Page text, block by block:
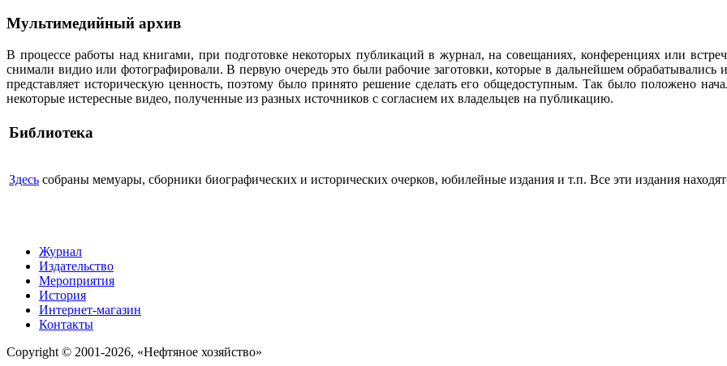
Мультимедийный архив
В процессе работы над книгами, при подготовке некоторых публикаций в журнал, на совещаниях, конференциях или
снимали видио или фотографировали. В первую очередь это были рабочие заготовки, которые в дальнейшем
представляет историческую ценность, поэтому было принято решение сделать его общедоступным. Так было положено
некоторые истересные видео, полученные из разных источников с согласием их владельцев на публикацию.
Библиотека
Здесь собраны мемуары, сборники биографических и исторических очерков, юбилейные издания и т.п. Все эти издания
Журнал
Издательство
Мероприятия
История
Интернет-магазин
Контакты
Copyright © 2001-2026, «Нефтяное хозяйство»